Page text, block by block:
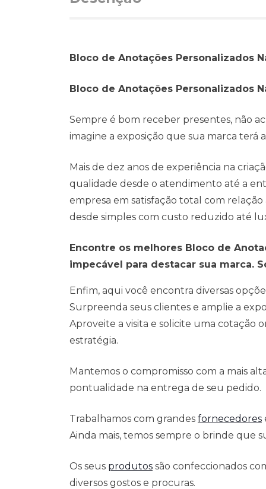
Bloco de Anotações Personalizados
Bloco de Anotações Personalizados
Sempre é bom receber presentes, não
imagine a exposição que sua marca terá
Mais de dez anos de experiência na
qualidade desde o atendimento até a
empresa em satisfação total com
desde simples com custo reduzido até
Encontre os melhores Bloco de
impecável para destacar sua marca.
Enfim, aqui você encontra diversas
Surpreenda seus clientes e amplie a
Aproveite a visita e solicite uma cotação
estratégia.
Mantemos o compromisso com a mais
pontualidade na entrega de seu pedido.
Trabalhamos com grandes fornecedores
Ainda mais, temos sempre o brinde que
Os seus produtos são confeccionados
diversos gostos e procuras.